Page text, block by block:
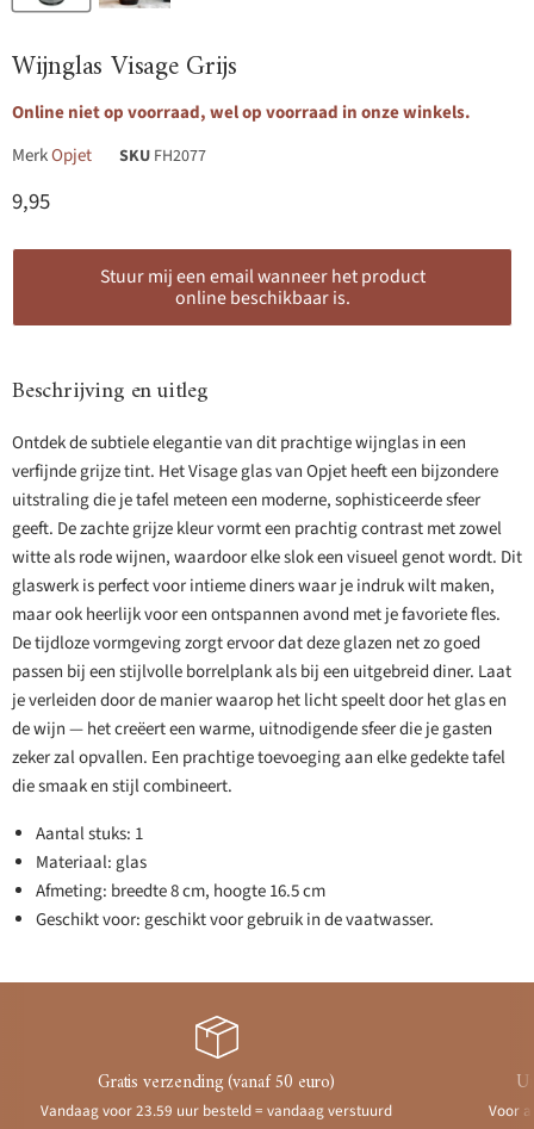
Wijnglas Visage Grijs
Online niet op voorraad, wel op voorraad in onze winkels.
MerkOpjet SKU FH2077
Huidige prijs
9,95
Stuur mij een email wanneer het product
online beschikbaar is.
Beschrijving en uitleg
Ontdek de subtiele elegantie van dit prachtige wijnglas in een
verfijnde grijze tint. Het Visage glas van Opjet heeft een bijzondere
uitstraling die je tafel meteen een moderne, sophisticeerde sfeer
geeft. De zachte grijze kleur vormt een prachtig contrast met zowel
witte als rode wijnen, waardoor elke slok een visueel genot wordt. Dit
glaswerk is perfect voor intieme diners waar je indruk wilt maken,
maar ook heerlijk voor een ontspannen avond met je favoriete fles.
De tijdloze vormgeving zorgt ervoor dat deze glazen net zo goed
passen bij een stijlvolle borrelplank als bij een uitgebreid diner. Laat
je verleiden door de manier waarop het licht speelt door het glas en
de wijn — het creëert een warme, uitnodigende sfeer die je gasten
zeker zal opvallen. Een prachtige toevoeging aan elke gedekte tafel
die smaak en stijl combineert.
Aantal stuks: 1
Materiaal: glas
Afmeting: breedte 8 cm, hoogte 16.5 cm
Geschikt voor: geschikt voor gebruik in de vaatwasser.
Gratis verzending (vanaf 50 euro)
Vandaag voor 23.59 uur besteld = vandaag verstuurd Voor